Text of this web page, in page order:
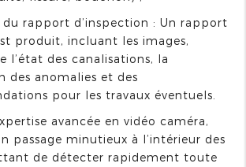
du rapport d’inspection : Un rapport
produit, incluant les images,
l’état des canalisations, la
des anomalies et des
pour les travaux éventuels.
avancée en vidéo caméra,
passage minutieux à l’intérieur des
de détecter rapidement toute